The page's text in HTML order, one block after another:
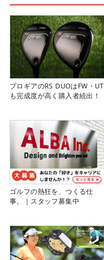
プロギアのRS DUOはFW・UT
も完成度が高く購入者続出！
ゴルフの熱狂を、つくる仕
事。｜スタッフ募集中